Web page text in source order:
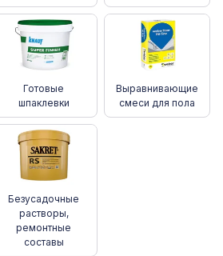
Готовые
шпаклевки
Выравнивающие
смеси для пола
Безусадочные
растворы,
ремонтные
составы